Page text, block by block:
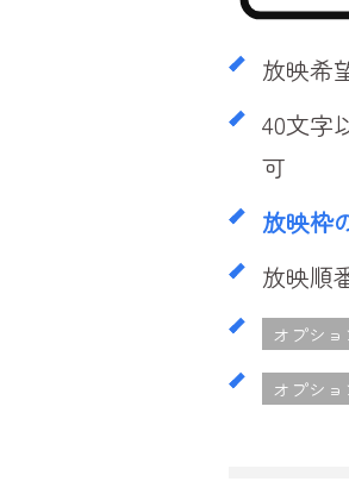
放映希
40文字
可
放映枠
放映順
オプショ
オプショ